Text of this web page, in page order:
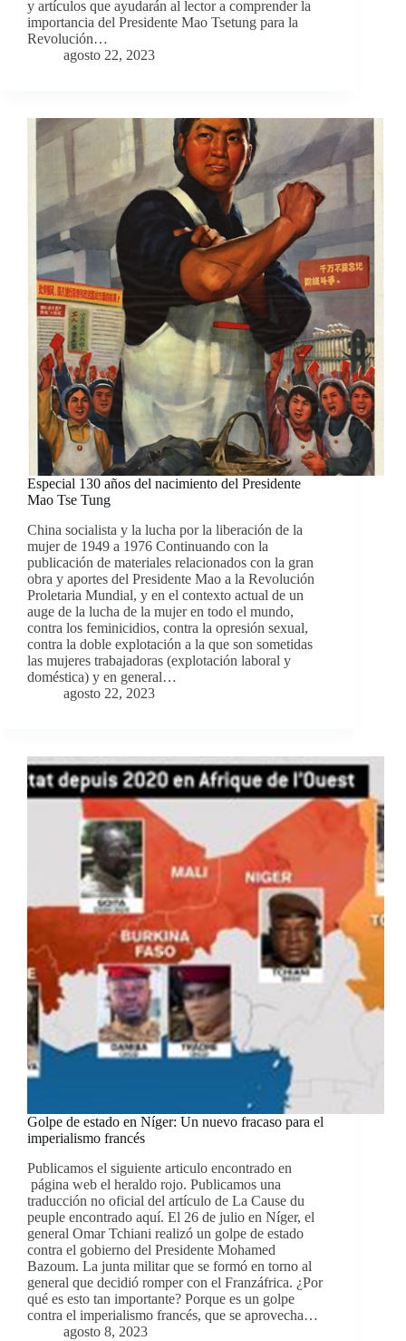
y artículos que ayudarán al lector a comprender la
importancia del Presidente Mao Tsetung para la
Revolución…
agosto 22, 2023
Especial 130 años del nacimiento del Presidente
Mao Tse Tung
China socialista y la lucha por la liberación de la
mujer de 1949 a 1976 Continuando con la
publicación de materiales relacionados con la gran
obra y aportes del Presidente Mao a la Revolución
Proletaria Mundial, y en el contexto actual de un
auge de la lucha de la mujer en todo el mundo,
contra los feminicidios, contra la opresión sexual,
contra la doble explotación a la que son sometidas
las mujeres trabajadoras (explotación laboral y
doméstica) y en general…
agosto 22, 2023
Golpe de estado en Níger: Un nuevo fracaso para el
imperialismo francés
Publicamos el siguiente articulo encontrado en
página web el heraldo rojo. Publicamos una
traducción no oficial del artículo de La Cause du
peuple encontrado aquí. El 26 de julio en Níger, el
general Omar Tchiani realizó un golpe de estado
contra el gobierno del Presidente Mohamed
Bazoum. La junta militar que se formó en torno al
general que decidió romper con el Franzáfrica. ¿Por
qué es esto tan importante? Porque es un golpe
contra el imperialismo francés, que se aprovecha…
agosto 8, 2023